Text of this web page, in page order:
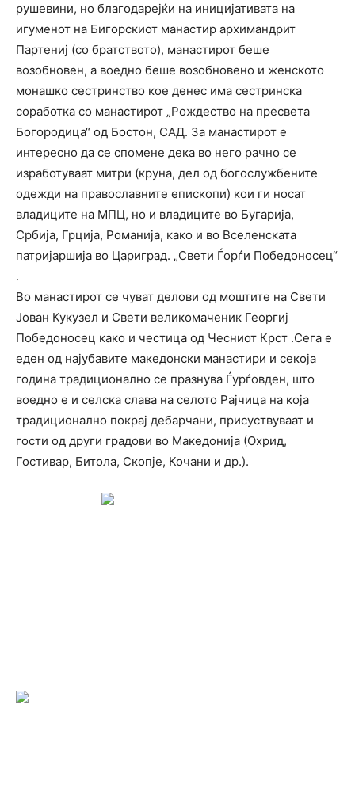
рушевини, но благодарејќи на иницијативата на
игуменот на Бигорскиот манастир архимандрит
Партениј (со братството), манастирот беше
возобновен, а воедно беше возобновено и женското
монашко сестринство кое денес има сестринска
соработка со манастирот „Рождество на пресвета
Богородица“ од Бостон, САД. За манастирот е
интересно да се спомене дека во него рачно се
изработуваат митри (круна, дел од богослужбените
одежди на православните епископи) кои ги носат
владиците на МПЦ, но и владиците во Бугарија,
Србија, Грција, Романија, како и во Вселенската
патријаршија во Цариград. „Свети Ѓорѓи Победоносец“
.
Во манастирот се чуват делови од моштите на Свети
Јован Кукузел и Свети великомаченик Георгиј
Победоносец како и честица од Чесниот Крст .Сега е
еден од најубавите македонски манастири и секоја
година традиционално се празнува Ѓурѓовден, што
воедно е и селска слава на селото Рајчица на која
традиционално покрај дебарчани, присуствуваат и
гости од други градови во Македонија (Охрид,
Гостивар, Битола, Скопје, Кочани и др.).